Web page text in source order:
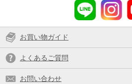
お買い物ガイド
よくあるご質問
お問い合わせ